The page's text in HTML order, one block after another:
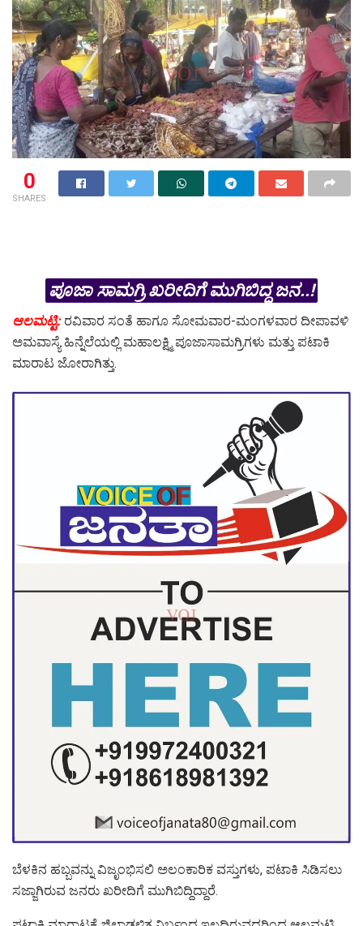
0
SHARES
ಪೂಜಾ ಸಾಮಗ್ರಿ ಖರೀದಿಗೆ ಮುಗಿಬಿದ್ದ ಜನ..!
ಆಲಮಟ್ಟಿ: ರವಿವಾರ ಸಂತೆ ಹಾಗೂ ಸೋಮವಾರ-ಮಂಗಳವಾರ ದೀಪಾವಳಿ
ಅಮವಾಸ್ಯೆ ಹಿನ್ನೆಲೆಯಲ್ಲಿ ಮಹಾಲಕ್ಷ್ಮಿ ಪೂಜಾಸಾಮಗ್ರಿಗಳು ಮತ್ತು ಪಟಾಕಿ
ಮಾರಾಟ ಜೋರಾಗಿತ್ತು.
ಬೆಳಕಿನ ಹಬ್ಬವನ್ನು ವಿಜೃಂಭಿಸಲಿ ಅಲಂಕಾರಿಕ ವಸ್ತುಗಳು, ಪಟಾಕಿ ಸಿಡಿಸಲು
ಸಜ್ಜಾಗಿರುವ ಜನರು ಖರೀದಿಗೆ ಮುಗಿಬಿದ್ದಿದ್ದಾರೆ.